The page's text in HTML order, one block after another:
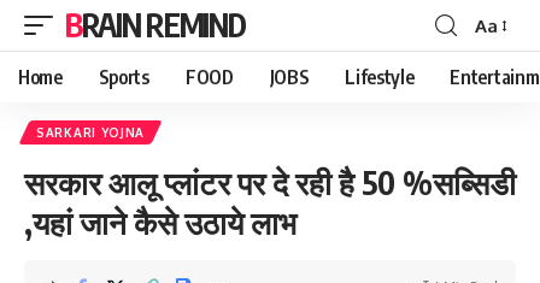
BRAIN REMIND
Font
Resizer
Aa
Home Sports FOOD JOBS Lifestyle
SARKARI YOJNA
सरकार आलू प्लांटर पर दे रही है 50 %सब्सिडी
,यहां जाने कैसे उठाये लाभ